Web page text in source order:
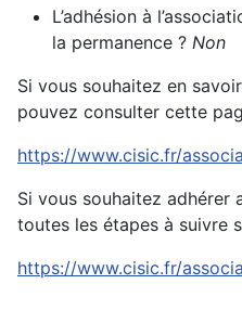
L’adhésion à
la permanence ? Non
Si vous souhaitez en
pouvez consulter cette
https://www.cisic.fr/
Si vous souhaitez adhérer
toutes les étapes à suivre
https://www.cisic.fr/